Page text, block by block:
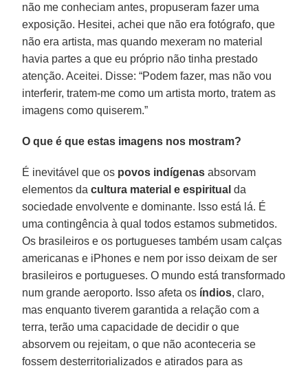
não me conheciam antes, propuseram fazer uma
exposição. Hesitei, achei que não era fotógrafo, que
não era artista, mas quando mexeram no material
havia partes a que eu próprio não tinha prestado
atenção. Aceitei. Disse: “Podem fazer, mas não vou
interferir, tratem-me como um artista morto, tratem as
imagens como quiserem.”
O que é que estas imagens nos mostram?
É inevitável que os povos indígenas absorvam
elementos da cultura material e espiritual da
sociedade envolvente e dominante. Isso está lá. É
uma contingência à qual todos estamos submetidos.
Os brasileiros e os portugueses também usam calças
americanas e iPhones e nem por isso deixam de ser
brasileiros e portugueses. O mundo está transformado
num grande aeroporto. Isso afeta os índios, claro,
mas enquanto tiverem garantida a relação com a
terra, terão uma capacidade de decidir o que
absorvem ou rejeitam, o que não aconteceria se
fossem desterritorializados e atirados para as